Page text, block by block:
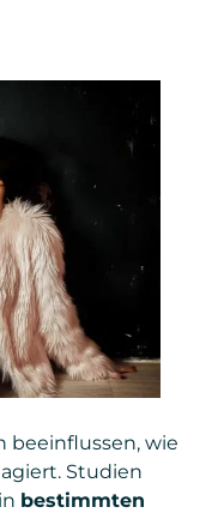
beeinflussen, wie
Studien
bestimmten